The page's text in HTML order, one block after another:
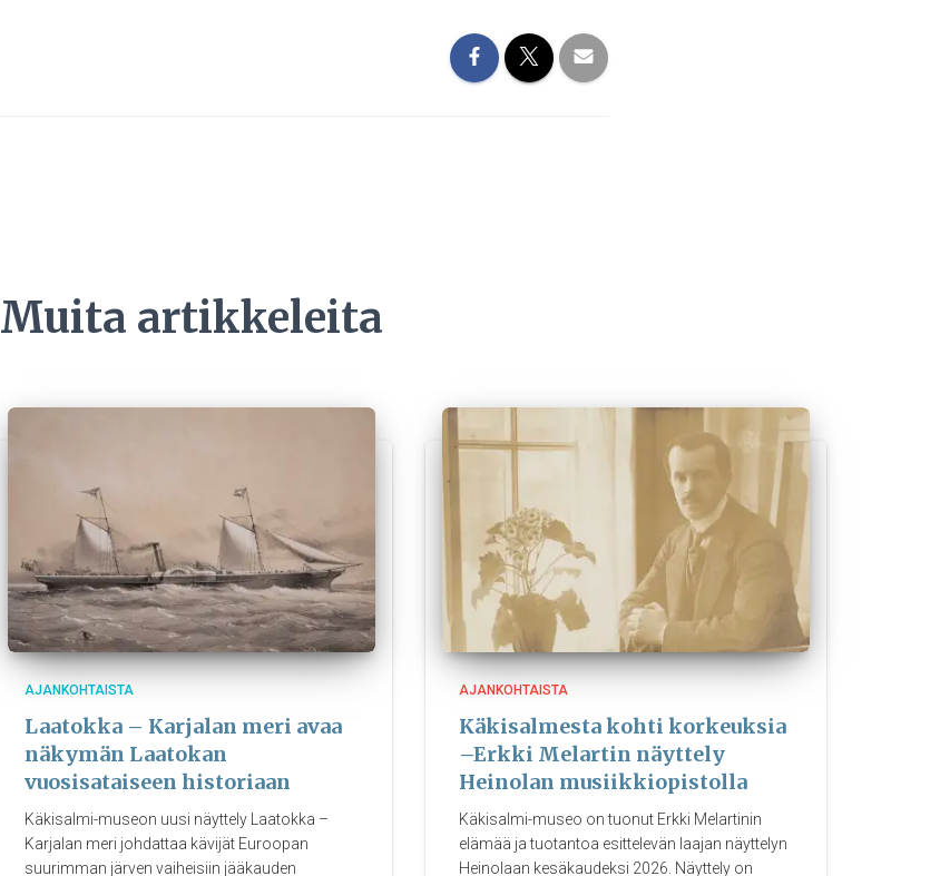
Muita artikkeleita
AJANKOHTAISTA
Laatokka – Karjalan meri avaa
näkymän Laatokan
vuosisataiseen historiaan
Käkisalmi-museon uusi näyttely Laatokka –
Karjalan meri johdattaa kävijät Euroopan
suurimman järven vaiheisiin jääkauden
AJANKOHTAISTA
Käkisalmesta kohti korkeuksia
–Erkki Melartin näyttely
Heinolan musiikkiopistolla
Käkisalmi-museo on tuonut Erkki Melartinin
elämää ja tuotantoa esittelevän laajan näyttelyn
Heinolaan kesäkaudeksi 2026. Näyttely on